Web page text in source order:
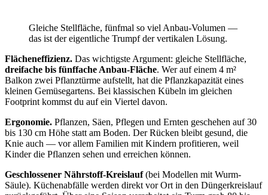
Gleiche Stellfläche, fünfmal so viel Anbau-Volumen —
das ist der eigentliche Trumpf der vertikalen Lösung.
Flächeneffizienz. Das wichtigste Argument: gleiche Stellfläche,
dreifache bis fünffache Anbau-Fläche. Wer auf einem 4 m²
Balkon zwei Pflanztürme aufstellt, hat die Pflanzkapazität eines
kleinen Gemüsegartens. Bei klassischen Kübeln im gleichen
Footprint kommst du auf ein Viertel davon.
Ergonomie. Pflanzen, Säen, Pflegen und Ernten geschehen auf 30
bis 130 cm Höhe statt am Boden. Der Rücken bleibt gesund, die
Knie auch — vor allem Familien mit Kindern profitieren, weil
Kinder die Pflanzen sehen und erreichen können.
Geschlossener Nährstoff-Kreislauf(bei Modellen mit Wurm-
Säule). Küchenabfälle werden direkt vor Ort in den Düngerkreislauf